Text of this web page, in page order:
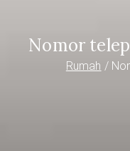
Nomor
Rumah